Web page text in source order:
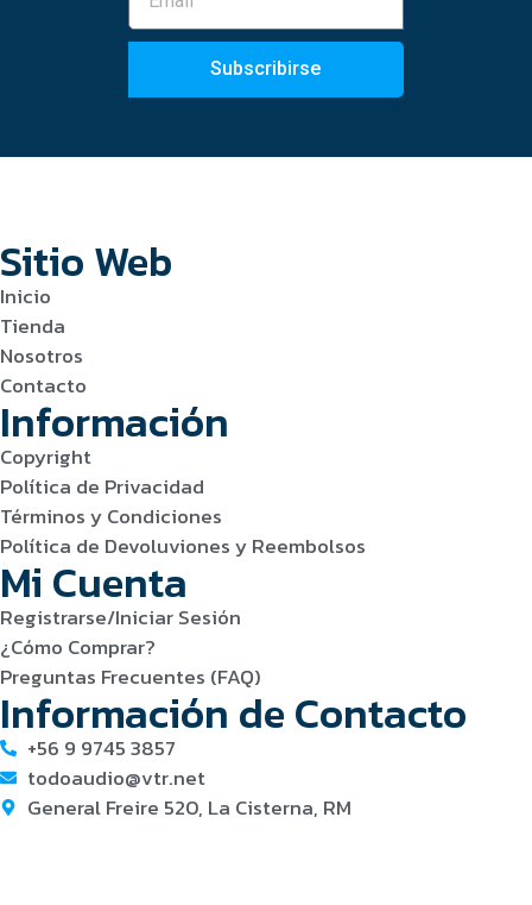
Subscribirse
Sitio Web
Inicio
Tienda
Nosotros
Contacto
Información
Copyright
Política de Privacidad
Términos y Condiciones
Política de Devoluviones y Reembolsos
Mi Cuenta
Registrarse/Iniciar Sesión
¿Cómo Comprar?
Preguntas Frecuentes (FAQ)
Información de Contacto
+56 9 9745 3857
todoaudio@vtr.net
General Freire 520, La Cisterna, RM